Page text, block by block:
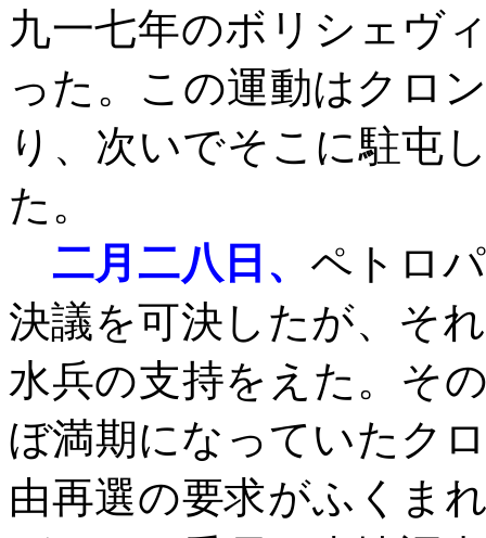
九一七年のボリシェヴ
った。この運動はクロ
り、次いでそこに駐屯
た。
二月二八日、 ペトロ
決議を可決したが、そ
水兵の支持をえた。そ
ぼ満期になっていたク
由再選の要求がふくま